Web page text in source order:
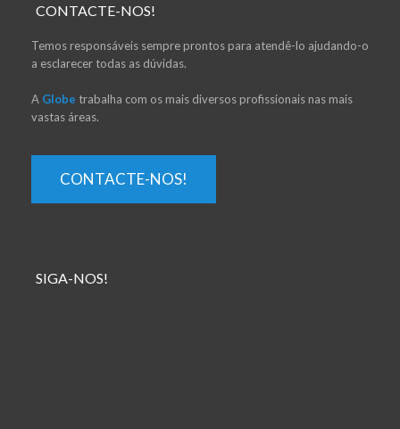
CONTACTE-NOS!
Temos responsáveis sempre prontos para atendê-lo ajudando-o
a esclarecer todas as dúvidas.
A Globe trabalha com os mais diversos profissionais nas mais
vastas áreas.
CONTACTE-NOS!
SIGA-NOS!